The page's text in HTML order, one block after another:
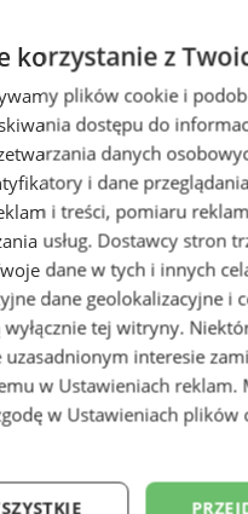
korzystanie z
plików cookie i
dostępu do
danych
i dane
i treści, pomiaru
usług. Dostawcy stron
dane w tych i innych
dane geolokalizacyjne i
tej witryny.
interesie
w Ustawieniach reklam.
w Ustawieniach plików